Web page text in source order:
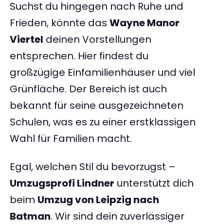
Suchst du hingegen nach Ruhe und
Frieden, könnte das Wayne Manor
Viertel deinen Vorstellungen
entsprechen. Hier findest du
großzügige Einfamilienhäuser und viel
Grünfläche. Der Bereich ist auch
bekannt für seine ausgezeichneten
Schulen, was es zu einer erstklassigen
Wahl für Familien macht.
Egal, welchen Stil du bevorzugst –
Umzugsprofi Lindner unterstützt dich
beim Umzug von Leipzig nach
Batman. Wir sind dein zuverlässiger